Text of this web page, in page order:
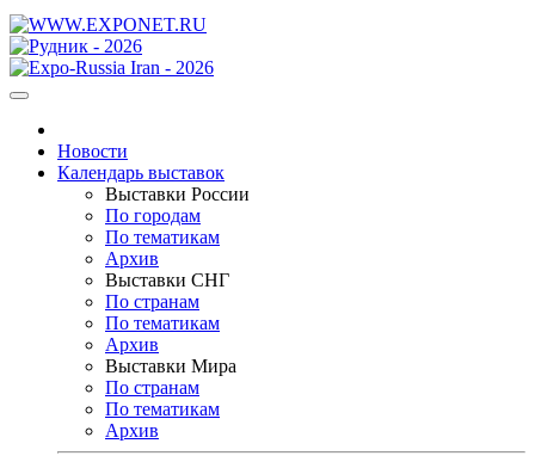
Новости
Календарь выставок
Выставки России
По городам
По тематикам
Архив
Выставки СНГ
По странам
По тематикам
Архив
Выставки Мира
По странам
По тематикам
Архив